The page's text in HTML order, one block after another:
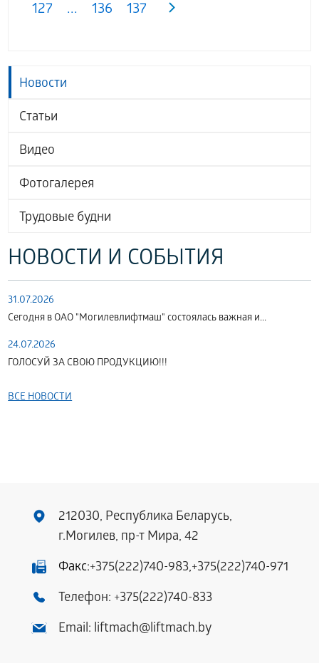
Новости
Статьи
Видео
Фотогалерея
Трудовые будни
НОВОСТИ И СОБЫТИЯ
31.07.2026
Сегодня в ОАО "Могилевлифтмаш" состоялась важная и...
24.07.2026
ГОЛОСУЙ ЗА СВОЮ ПРОДУКЦИЮ!!!
ВСЕ НОВОСТИ
127 ... 136 137
212030, Республика Беларусь,
г.Могилев, пр-т Мира, 42
Факс:+375(222)740-983,+375(222)740-971
Телефон: +375(222)740-833
Email: liftmach@liftmach.by